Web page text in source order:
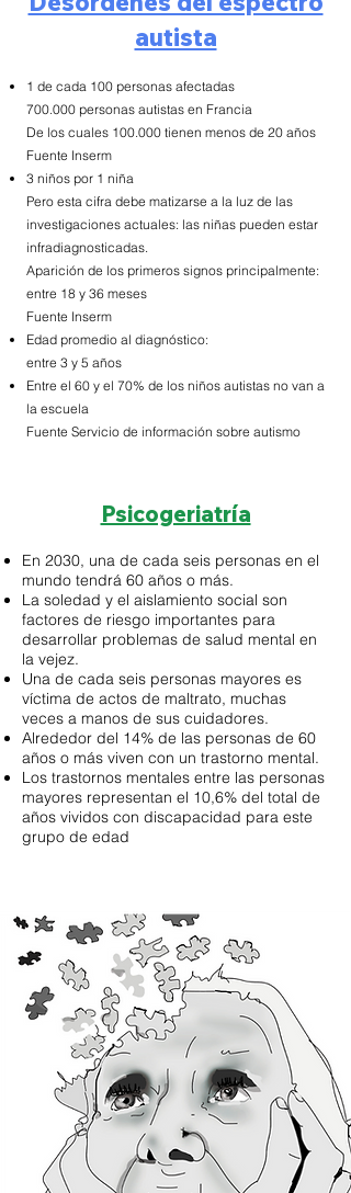
autista
1 de cada 100 personas afectadas
700.000 personas autistas en Francia
De los cuales 100.000 tienen menos de 20 años
Fuente Inserm
3 niños por 1 niña
Pero esta cifra debe matizarse a la luz de las
investigaciones actuales: las niñas pueden estar
infradiagnosticadas.
Aparición de los primeros signos principalmente:
entre 18 y 36 meses
Fuente Inserm
Edad promedio al diagnóstico:
entre 3 y 5 años
Entre el 60 y el 70% de los niños autistas no van a
la escuela
Fuente Servicio de información sobre autismo
Psicogeriatría
En 2030, una de cada seis personas en el
mundo tendrá 60 años o más.
La soledad y el aislamiento social son
factores de riesgo importantes para
desarrollar problemas de salud mental en
la vejez.
Una de cada seis personas mayores es
víctima de actos de maltrato, muchas
veces a manos de sus cuidadores.
Alrededor del 14% de las personas de 60
años o más viven con un trastorno mental.
Los trastornos mentales entre las personas
mayores representan el 10,6% del total de
años vividos con discapacidad para este
grupo de edad